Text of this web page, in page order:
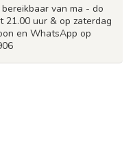
van ma - do
21.00 uur & op zaterdag
en WhatsApp op